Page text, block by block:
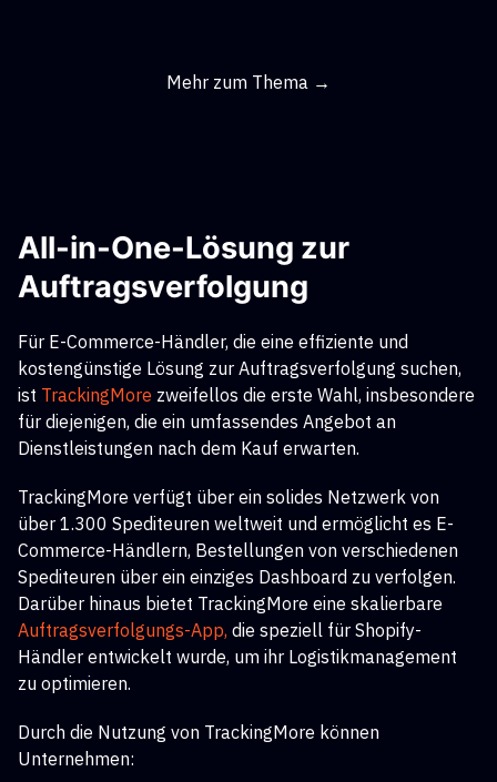
Mehr zum Thema →
All-in-One-Lösung zur
Auftragsverfolgung
Für E-Commerce-Händler, die eine effiziente und
kostengünstige Lösung zur Auftragsverfolgung suchen,
ist TrackingMore zweifellos die erste Wahl, insbesondere
für diejenigen, die ein umfassendes Angebot an
Dienstleistungen nach dem Kauf erwarten.
TrackingMore verfügt über ein solides Netzwerk von
über 1.300 Spediteuren weltweit und ermöglicht es E-
Commerce-Händlern, Bestellungen von verschiedenen
Spediteuren über ein einziges Dashboard zu verfolgen.
Darüber hinaus bietet TrackingMore eine skalierbare
Auftragsverfolgungs-App, die speziell für Shopify-
Händler entwickelt wurde, um ihr Logistikmanagement
zu optimieren.
Durch die Nutzung von TrackingMore können
Unternehmen: